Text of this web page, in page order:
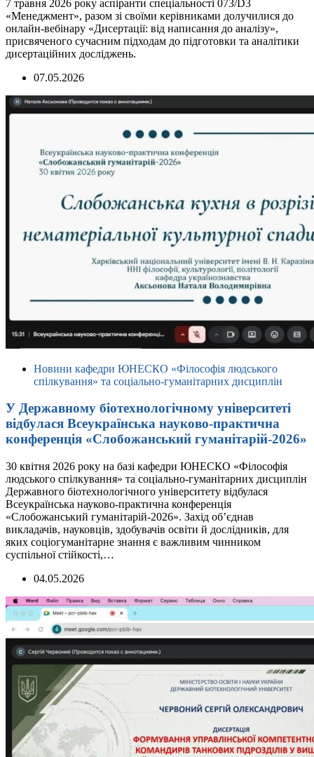
7 травня 2026 року аспіранти спеціальності 073/D3
«Менеджмент», разом зі своїми керівниками долучилися до
онлайн-вебінару «Дисертації: від написання до аналізу»,
присвяченого сучасним підходам до підготовки та аналітики
дисертаційних досліджень.
07.05.2026
Новини кафедри ЮНЕСКО «Філософія людського
спілкування» та соціально-гуманітарних дисциплін
У Державному біотехнологічному університеті
відбулася Всеукраїнська науково-практична
конференція «Слобожанський гуманітарій-2026»
30 квітня 2026 року на базі кафедри ЮНЕСКО «Філософія
людського спілкування» та соціально-гуманітарних дисциплін
Державного біотехнологічного університету відбулася
Всеукраїнська науково-практична конференція
«Слобожанський гуманітарій-2026». Захід об’єднав
викладачів, науковців, здобувачів освіти й дослідників, для
яких соціогуманітарне знання є важливим чинником
суспільної стійкості,…
04.05.2026